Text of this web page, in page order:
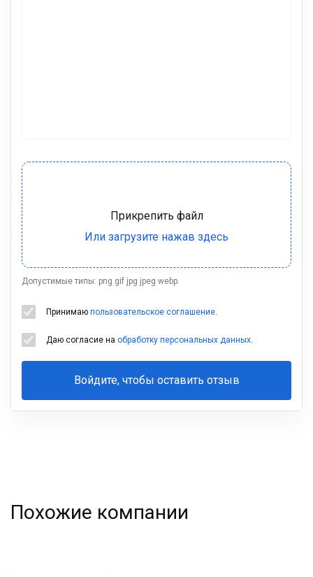
Допустимые типы: png gif jpg jpeg webp.
Принимаю пользовательское соглашение.
Даю согласие на обработку персональных данных.
Войдите, чтобы оставить отзыв
Ваша
Похожие компании